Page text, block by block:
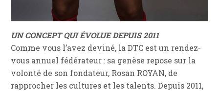
UN CONCEPT QUI ÉVOLUE DEPUIS 2011
Comme vous l’avez deviné, la DTC est un rendez-
vous annuel fédérateur : sa genèse repose sur la
volonté de son fondateur, Rosan ROYAN, de
rapprocher les cultures et les talents. Depuis 2011,